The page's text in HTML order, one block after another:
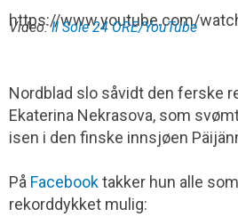
https://www.youtube.com/
Video:Il Sole 24 ORE/YouTube
Nordblad slo såvidt den ferske
Ekaterina Nekrasova, som
isen i den finske innsjøen
På Facebooktakker hun alle
rekorddykket mulig: